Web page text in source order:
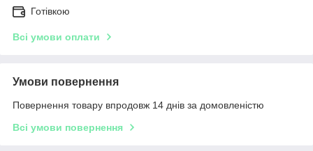
Готівкою
Всі умови оплати
Умови повернення
Повернення товару впродовж 14 днів за домовленістю
Всі умови повернення